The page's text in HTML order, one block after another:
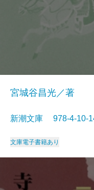
宮城谷昌光／著
新潮文庫 978-4-10-
文庫電子書籍あり